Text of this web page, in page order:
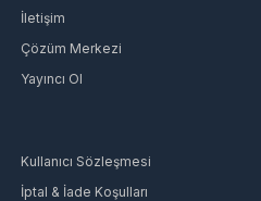
İletişim
Çözüm Merkezi
Yayıncı Ol
Kullanıcı Sözleşmesi
İptal & İade Koşulları